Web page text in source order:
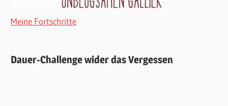
Meine Fortschritte
Dauer-Challenge wider das Vergessen